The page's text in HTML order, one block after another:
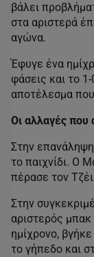
βάλει
στα αριστερά
αγώνα.
Έφυγε ένα
φάσεις και το
αποτέλεσμα
Οι αλλαγές που
Στην
το παιχνίδι. Ο
πέρασε τον
Στην
αριστερός
ημίχρονο,
το γήπεδο και